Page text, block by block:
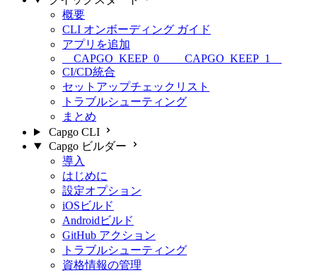
概要
CLI オンボーディング ガイド
アプリを追加
__CAPGO_KEEP_0__ __CAPGO_KEEP_1__
CI/CD統合
セットアップチェックリスト
トラブルシューティング
まとめ
Capgo CLI
Capgo ビルダー
導入
はじめに
設定オプション
iOSビルド
Androidビルド
GitHub アクション
トラブルシューティング
資格情報の管理